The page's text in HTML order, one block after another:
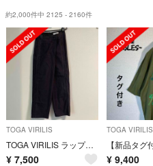
約2,000件中 2125 - 2160件
TOGA VIRILIS
TOGA VIRILIS ラップパンツ
¥ 7,500
TOGA VIRILIS
¥ 9,400